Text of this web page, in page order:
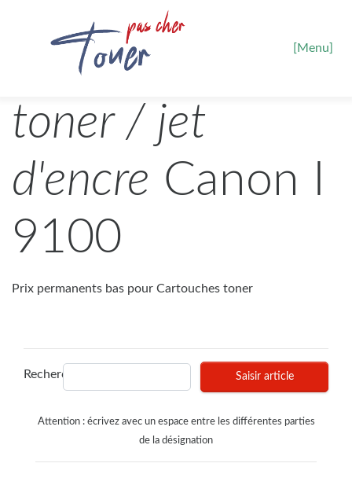
[Menu]
toner / jet
d'encre Canon I
9100
Prix permanents bas pour Cartouches toner
Recherches Saisir article
Attention : écrivez avec un espace entre les différentes parties
de la désignation